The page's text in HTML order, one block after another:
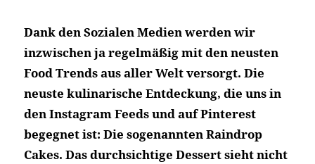
Dank den Sozialen Medien werden wir
inzwischen ja regelmäßig mit den neusten
Food Trends aus aller Welt versorgt. Die
neuste kulinarische Entdeckung, die uns in
den Instagram Feeds und auf Pinterest
begegnet ist: Die sogenannten Raindrop
Cakes. Das durchsichtige Dessert sieht nicht